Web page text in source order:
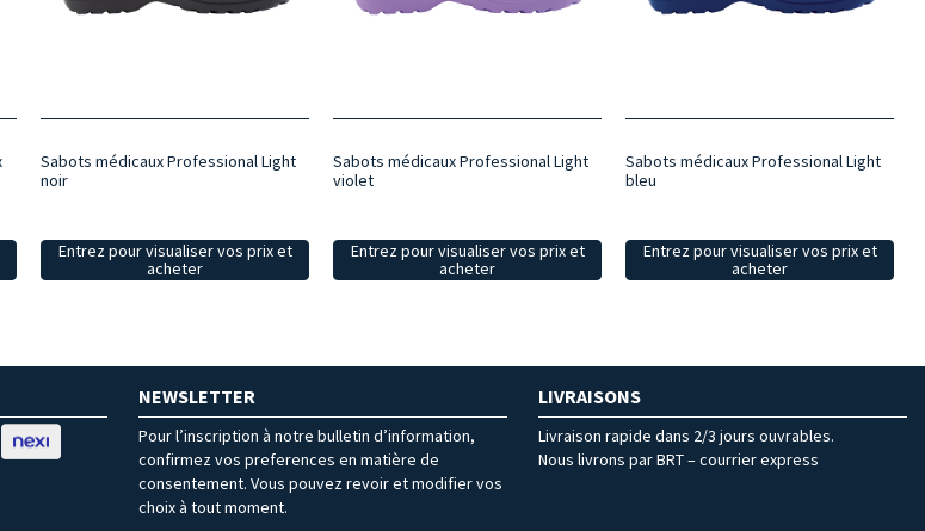
Sabots médicaux Professional Light
noir
Entrez pour visualiser vos prix et
acheter
Sabots médicaux Professional Light
violet
Entrez pour visualiser vos prix et
acheter
Sabots médicaux Professional Light
bleu
Entrez pour visualiser vos prix et
acheter
NEWSLETTER
Pour l’inscription à notre bulletin d’information,
confirmez vos preferences en matière de
consentement. Vous pouvez revoir et modifier vos
choix à tout moment.
LIVRAISONS
Livraison rapide dans 2/3 jours ouvrables.
Nous livrons par BRT – courrier express